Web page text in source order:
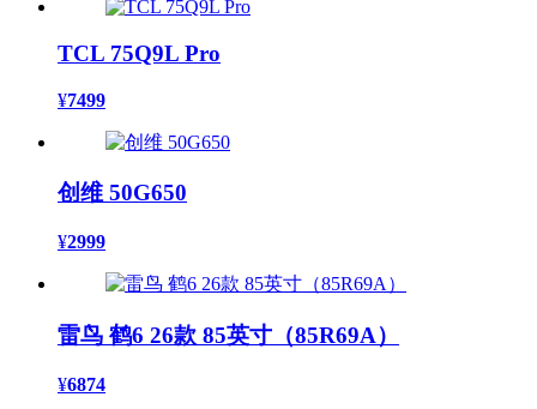
TCL 75Q9L Pro
¥7499
创维 50G650
¥2999
雷鸟 鹤6 26款 85英寸（85R69A）
¥6874